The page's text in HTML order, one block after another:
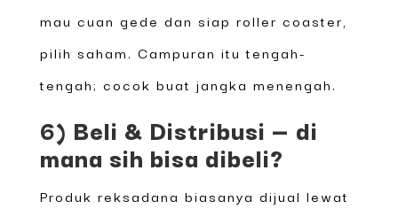
mau cuan gede dan siap roller coaster,
pilih saham. Campuran itu tengah-
tengah; cocok buat jangka menengah.
6) Beli & Distribusi — di
mana sih bisa dibeli?
Produk reksadana biasanya dijual lewat